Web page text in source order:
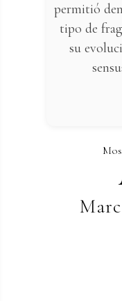
permitió
tipo de
su